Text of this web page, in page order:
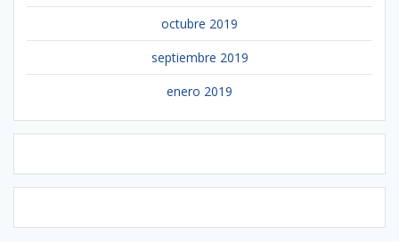
octubre 2019
septiembre 2019
enero 2019